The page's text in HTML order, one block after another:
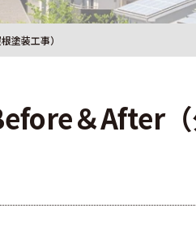
塗装工事）
＆After（